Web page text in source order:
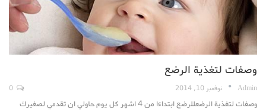
وصفات لتغذية الرضع
Admin نوفمبر 10, 2014
وصفات لتغذية الرضعللرضع ابتداءا من 4 اشهر كل يوم حاولي ان تقدمي لصغيرك